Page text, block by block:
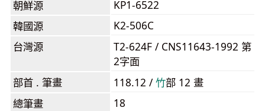
朝鮮源
KP1-6522
韓國源
K2-506C
台灣源
T2-624F / CNS11643-1992 第
2字面
部首 . 筆畫
118.12 /⽵部 12 畫
總筆畫
18